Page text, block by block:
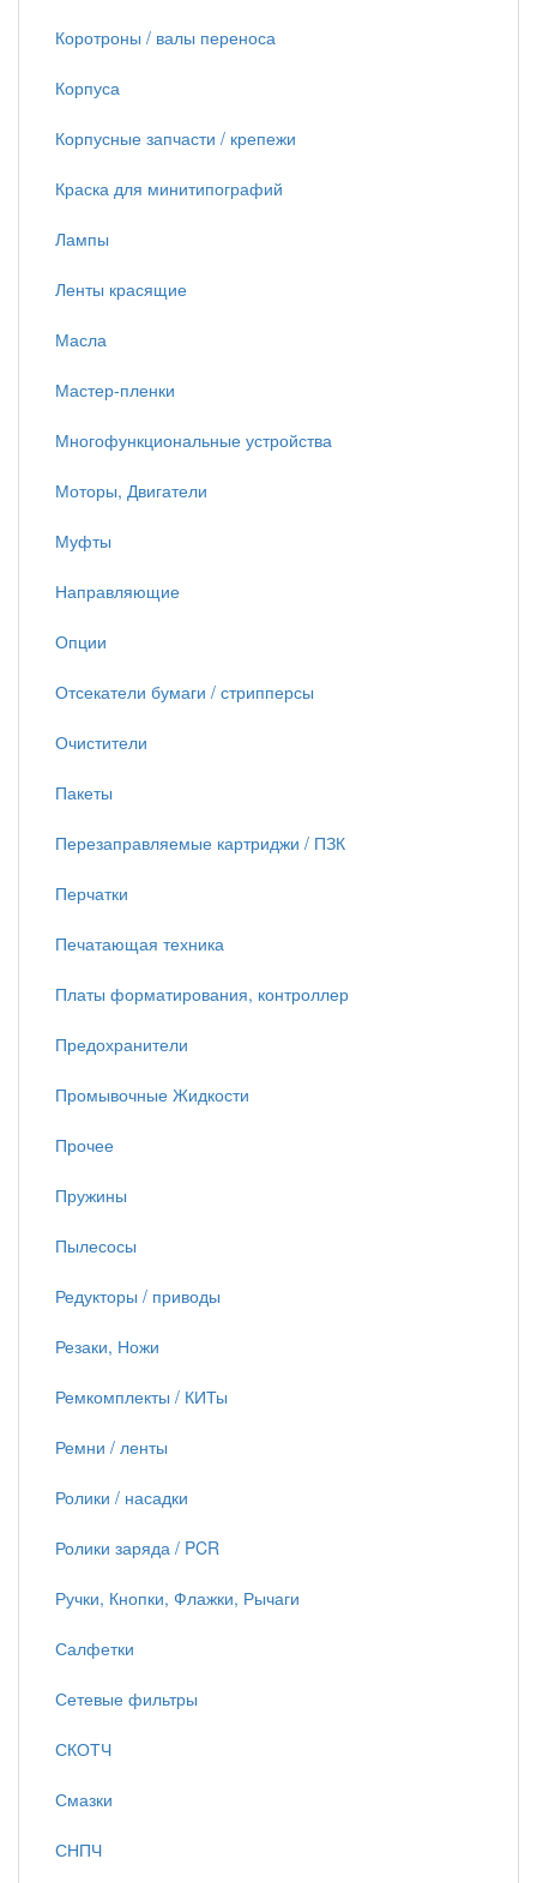
Коротроны / валы переноса
Корпуса
Корпусные запчасти / крепежи
Краска для минитипографий
Лампы
Ленты красящие
Масла
Мастер-пленки
Многофункциональные устройства
Моторы, Двигатели
Муфты
Направляющие
Опции
Отсекатели бумаги / стрипперсы
Очистители
Пакеты
Перезаправляемые картриджи / ПЗК
Перчатки
Печатающая техника
Платы форматирования, контроллер
Предохранители
Промывочные Жидкости
Прочее
Пружины
Пылесосы
Редукторы / приводы
Резаки, Ножи
Ремкомплекты / КИТы
Ремни / ленты
Ролики / насадки
Ролики заряда / PCR
Ручки, Кнопки, Флажки, Рычаги
Салфетки
Сетевые фильтры
СКОТЧ
Смазки
СНПЧ